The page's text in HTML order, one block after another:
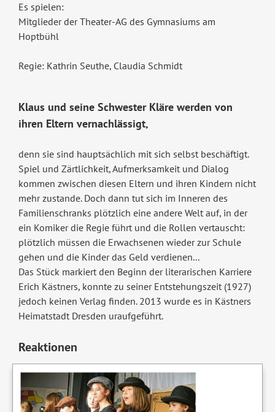
Es spielen:
Mitglieder der Theater-AG des Gymnasiums am
Hoptbühl
Regie: Kathrin Seuthe, Claudia Schmidt
Klaus und seine Schwester Kläre werden von
ihren Eltern vernachlässigt,
denn sie sind hauptsächlich mit sich selbst beschäftigt.
Spiel und Zärtlichkeit, Aufmerksamkeit und Dialog
kommen zwischen diesen Eltern und ihren Kindern nicht
mehr zustande. Doch dann tut sich im Inneren des
Familienschranks plötzlich eine andere Welt auf, in der
ein Komiker die Regie führt und die Rollen vertauscht:
plötzlich müssen die Erwachsenen wieder zur Schule
gehen und die Kinder das Geld verdienen...
Das Stück markiert den Beginn der literarischen Karriere
Erich Kästners, konnte zu seiner Entstehungszeit (1927)
jedoch keinen Verlag finden. 2013 wurde es in Kästners
Heimatstadt Dresden uraufgeführt.
Reaktionen